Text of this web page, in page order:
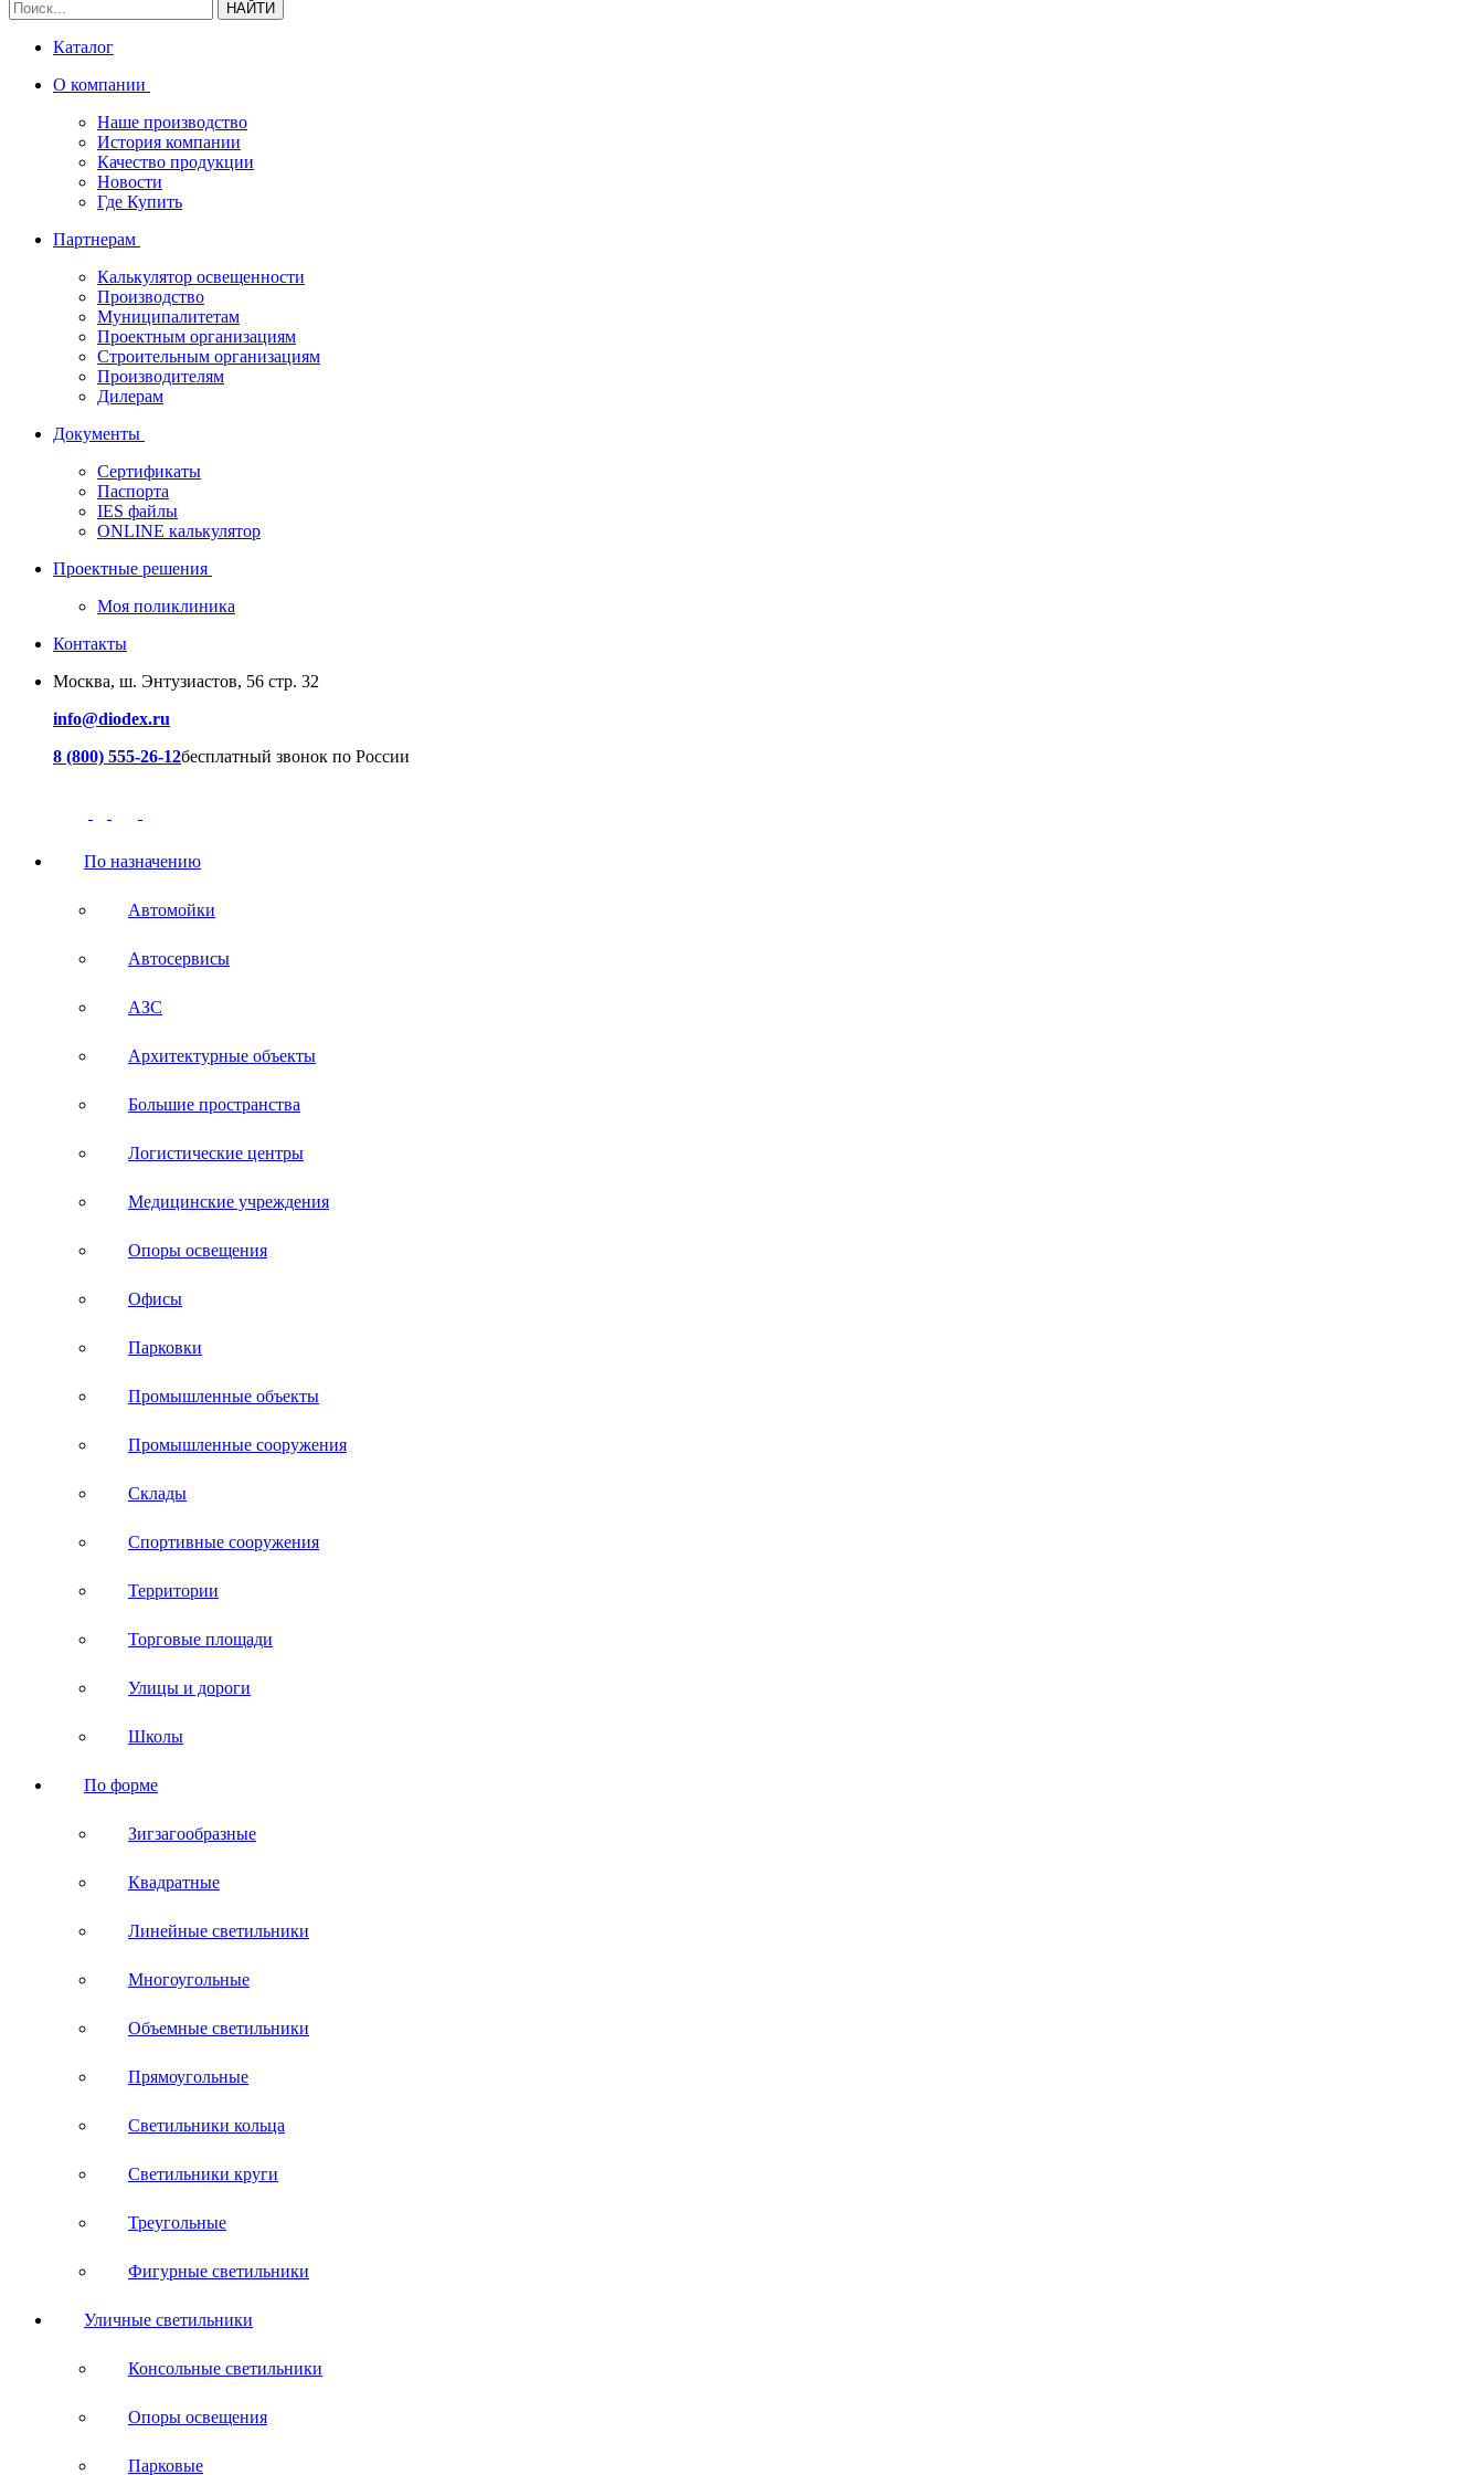
НАЙТИ
Каталог
О компании
Наше производство
История компании
Качество продукции
Новости
Где Купить
Партнерам
Калькулятор освещенности
Производство
Муниципалитетам
Проектным организациям
Строительным организациям
Производителям
Дилерам
Документы
Сертификаты
Паспорта
IES файлы
ONLINE калькулятор
Проектные решения
Моя поликлиника
Контакты
Москва, ш. Энтузиастов, 56 стр. 32
info@diodex.ru
8 (800) 555-26-12бесплатный звонок по России
По назначению
Автомойки
Автосервисы
АЗС
Архитектурные объекты
Большие пространства
Логистические центры
Медицинские учреждения
Опоры освещения
Офисы
Парковки
Промышленные объекты
Промышленные сооружения
Склады
Спортивные сооружения
Территории
Торговые площади
Улицы и дороги
Школы
По форме
Зигзагообразные
Квадратные
Линейные светильники
Многоугольные
Объемные светильники
Прямоугольные
Светильники кольца
Светильники круги
Треугольные
Фигурные светильники
Уличные светильники
Консольные светильники
Опоры освещения
Парковые